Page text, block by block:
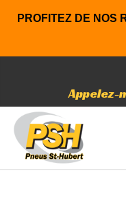
PROFITEZ DE NOS
Appelez-